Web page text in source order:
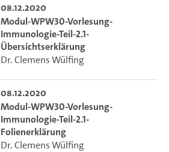
08.12.2020
Modul-WPW30-Vorlesung-
Immunologie-Teil-2.1-
Übersichtserklärung
Dr. Clemens Wülfing
08.12.2020
Modul-WPW30-Vorlesung-
Immunologie-Teil-2.1-
Folienerklärung
Dr. Clemens Wülfing